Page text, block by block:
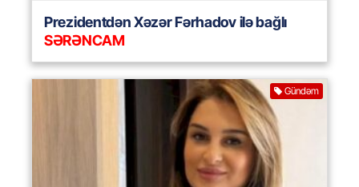
Prezidentdən Xəzər Fərhadov ilə bağlı
SƏRƏNCAM
Gündəm